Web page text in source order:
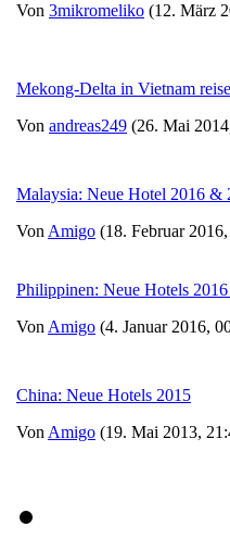
Von 3mikromeliko (12. März
Mekong-Delta in Vietnam
Von andreas249 (26. Mai
Malaysia: Neue Hotel 2016 &
Von Amigo (18. Februar
Philippinen: Neue Hotels
Von Amigo (4. Januar 2016,
China: Neue Hotels 2015
Von Amigo (19. Mai 2013,